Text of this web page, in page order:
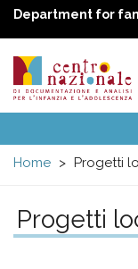
Department for
di
menuTopics
Activities
UN
National
Home
Progetti
Progetti